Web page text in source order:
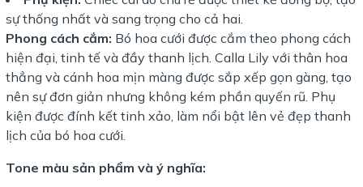
sự thống nhất và sang trọng cho cả hai.
Phong cách cắm: Bó hoa cưới được cắm theo phong cách
hiện đại, tinh tế và đầy thanh lịch. Calla Lily với thân hoa
thẳng và cánh hoa mịn màng được sắp xếp gọn gàng, tạo
nên sự đơn giản nhưng không kém phần quyến rũ. Phụ
kiện được đính kết tinh xảo, làm nổi bật lên vẻ đẹp thanh
lịch của bó hoa cưới.
Tone màu sản phẩm và ý nghĩa: